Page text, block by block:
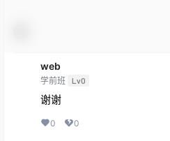
web
学前班 Lv0
谢谢
0 0